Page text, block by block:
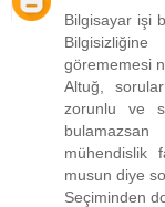
Bilgisayar işi
görememesi
Altuğ,
zorunlu ve
mühendislik
musun diye
Seçiminden